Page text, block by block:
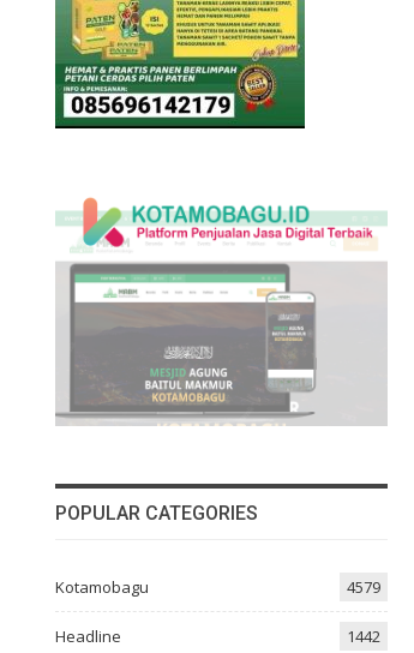
POPULAR CATEGORIES
Kotamobagu 4579
Headline 1442